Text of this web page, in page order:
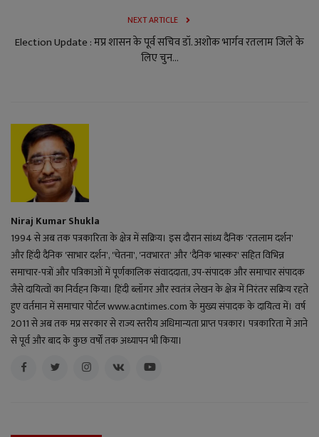
NEXT ARTICLE
Election Update : मप्र शासन के पूर्व सचिव डॉ. अशोक भार्गव रतलाम जिले के
लिए चुन...
Niraj Kumar Shukla
1994 से अब तक पत्रकारिता के क्षेत्र में सक्रिय। इस दौरान सांध्य दैनिक 'रतलाम दर्शन'
और हिंदी दैनिक 'साभार दर्शन', 'चेतना', 'नवभारत' और 'दैनिक भास्कर' सहित विभिन्न
समाचार-पत्रों और पत्रिकाओं में पूर्णकालिक संवाददाता, उप-संपादक और समाचार संपादक
जैसे दायित्वों का निर्वहन किया। हिंदी ब्लॉगर और स्वतंत्र लेखन के क्षेत्र में निरंतर सक्रिय रहते
हुए वर्तमान में समाचार पोर्टल www.acntimes.com के मुख्य संपादक के दायित्व में। वर्ष
2011 से अब तक मप्र सरकार से राज्य स्तरीय अधिमान्यता प्राप्त पत्रकार। पत्रकारिता में आने
से पूर्व और बाद के कुछ वर्षों तक अध्यापन भी किया।